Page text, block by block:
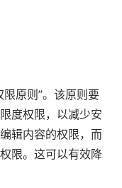
原则”。该原则要
度权限，以减少安
辑内容的权限，而
限。这可以有效降